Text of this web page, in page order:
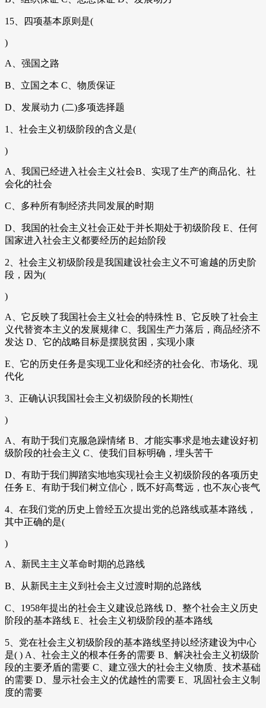
15、四项基本原则是(
)
A、强国之路
B、立国之本 C、物质保证
D、发展动力 (二)多项选择题
1、社会主义初级阶段的含义是(
)
A、我国已经进入社会主义社会B、实现了生产的商品化、社
会化的社会
C、多种所有制经济共同发展的时期
D、我国的社会主义社会正处于并长期处于初级阶段 E、任何
国家进入社会主义都要经历的起始阶段
2、社会主义初级阶段是我国建设社会主义不可逾越的历史阶
段，因为(
)
A、它反映了我国社会主义社会的特殊性 B、它反映了社会主
义代替资本主义的发展规律 C、我国生产力落后，商品经济不
发达 D、它的战略目标是摆脱贫困，实现小康
E、它的历史任务是实现工业化和经济的社会化、市场化、现
代化
3、正确认识我国社会主义初级阶段的长期性(
)
A、有助于我们克服急躁情绪 B、才能实事求是地去建设好初
级阶段的社会主义 C、使我们目标明确，埋头苦干
D、有助于我们脚踏实地地实现社会主义初级阶段的各项历史
任务 E、有助于我们树立信心，既不好高骛远，也不灰心丧气
4、在我们党的历史上曾经五次提出党的总路线或基本路线，
其中正确的是(
)
A、新民主主义革命时期的总路线
B、从新民主主义到社会主义过渡时期的总路线
C、1958年提出的社会主义建设总路线 D、整个社会主义历史
阶段的基本路线 E、社会主义初级阶段的基本路线
5、党在社会主义初级阶段的基本路线坚持以经济建设为中心
是( ) A、社会主义的根本任务的需要 B、解决社会主义初级阶
段的主要矛盾的需要 C、建立强大的社会主义物质、技术基础
的需要 D、显示社会主义的优越性的需要 E、巩固社会主义制
度的需要